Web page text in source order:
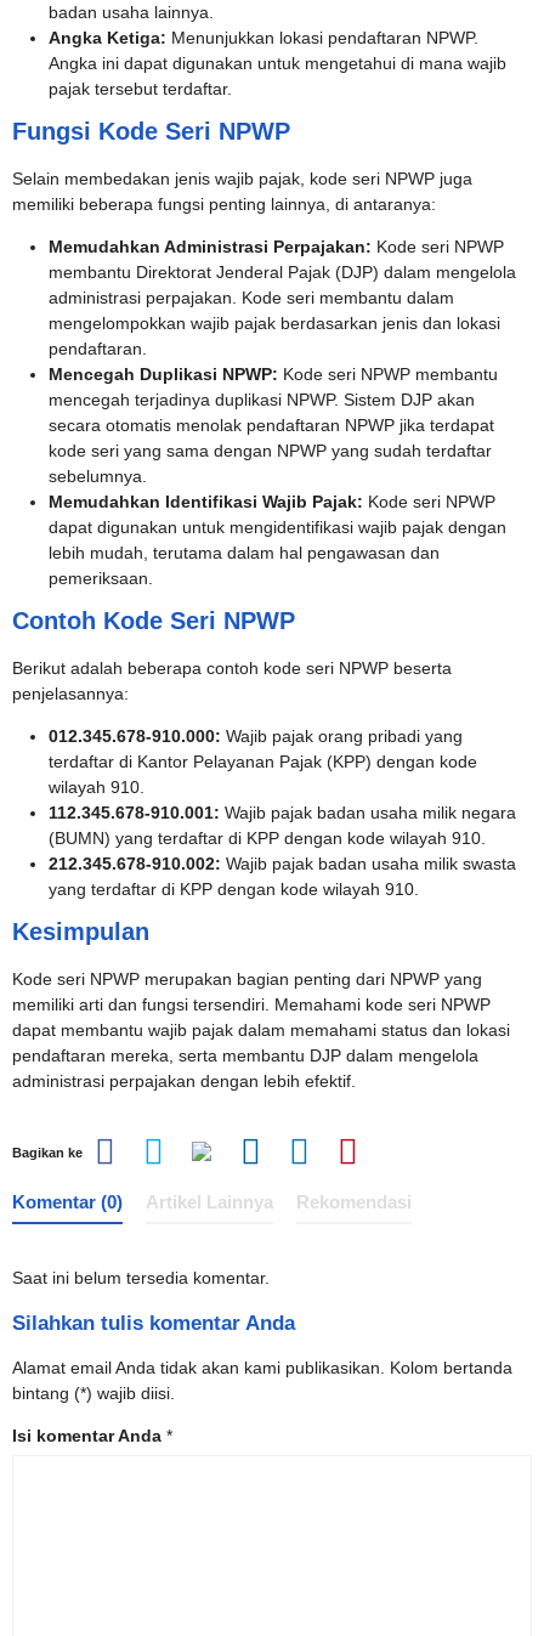
badan usaha lainnya.
Angka Ketiga: Menunjukkan lokasi pendaftaran NPWP.
Angka ini dapat digunakan untuk mengetahui di mana wajib
pajak tersebut terdaftar.
Fungsi Kode Seri NPWP
Selain membedakan jenis wajib pajak, kode seri NPWP juga
memiliki beberapa fungsi penting lainnya, di antaranya:
Memudahkan Administrasi Perpajakan: Kode seri NPWP
membantu Direktorat Jenderal Pajak (DJP) dalam mengelola
administrasi perpajakan. Kode seri membantu dalam
mengelompokkan wajib pajak berdasarkan jenis dan lokasi
pendaftaran.
Mencegah Duplikasi NPWP: Kode seri NPWP membantu
mencegah terjadinya duplikasi NPWP. Sistem DJP akan
secara otomatis menolak pendaftaran NPWP jika terdapat
kode seri yang sama dengan NPWP yang sudah terdaftar
sebelumnya.
Memudahkan Identifikasi Wajib Pajak: Kode seri NPWP
dapat digunakan untuk mengidentifikasi wajib pajak dengan
lebih mudah, terutama dalam hal pengawasan dan
pemeriksaan.
Contoh Kode Seri NPWP
Berikut adalah beberapa contoh kode seri NPWP beserta
penjelasannya:
012.345.678-910.000: Wajib pajak orang pribadi yang
terdaftar di Kantor Pelayanan Pajak (KPP) dengan kode
wilayah 910.
112.345.678-910.001: Wajib pajak badan usaha milik negara
(BUMN) yang terdaftar di KPP dengan kode wilayah 910.
212.345.678-910.002: Wajib pajak badan usaha milik swasta
yang terdaftar di KPP dengan kode wilayah 910.
Kesimpulan
Kode seri NPWP merupakan bagian penting dari NPWP yang
memiliki arti dan fungsi tersendiri. Memahami kode seri NPWP
dapat membantu wajib pajak dalam memahami status dan lokasi
pendaftaran mereka, serta membantu DJP dalam mengelola
administrasi perpajakan dengan lebih efektif.
Bagikan ke
Komentar (0) Artikel Lainnya Rekomendasi
Saat ini belum tersedia komentar.
Silahkan tulis komentar Anda
Alamat email Anda tidak akan kami publikasikan. Kolom bertanda
bintang (*) wajib diisi.
Isi komentar Anda *